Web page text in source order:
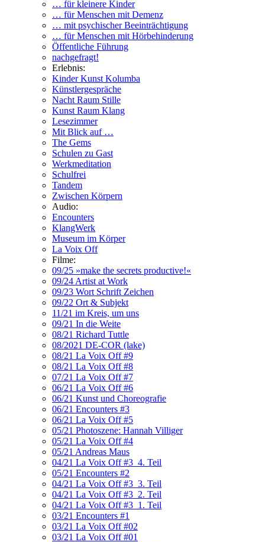
… für kleinere Kinder
… für Menschen mit Demenz
… mit psychischer Beeinträchtigung
… für Menschen mit Hörbehinderung
Öffentliche Führung
nachgefragt!
Erlebnis:
Kinder Kunst Kolumba
Künstlergespräche
Nacht Raum Stille
Kunst Raum Klang
Lesezimmer
Mit Blick auf …
The Gems
Schulen zu Gast
Werkmeditation
Schulfrei
Tandem
Zwischen Körpern
Audio:
Encounters
KlangWerk
Museum im Körper
La Voix Off
Filme:
09/25 »make the secrets productive!«
09/24 Artist at Work
09/23 Wort Schrift Zeichen
09/22 Ort & Subjekt
11/21 im Kreis, um uns
09/21 In die Weite
08/21 Richard Tuttle
08/2021 DE-COR (lake)
08/21 La Voix Off #9
08/21 La Voix Off #8
07/21 La Voix Off #7
06/21 La Voix Off #6
06/21 Kunst und Choreografie
06/21 Encounters #3
06/21 La Voix Off #5
05/21 Photoszene: Hannah Villiger
05/21 La Voix Off #4
05/21 Andreas Maus
04/21 La Voix Off #3_4. Teil
05/21 Encounters #2
04/21 La Voix Off #3_3. Teil
04/21 La Voix Off #3_2. Teil
04/21 La Voix Off #3_1. Teil
03/21 Encounters #1
03/21 La Voix Off #02
03/21 La Voix Off #01